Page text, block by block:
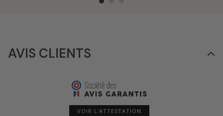
AVIS CLIENTS
VOIR L'ATTESTATION